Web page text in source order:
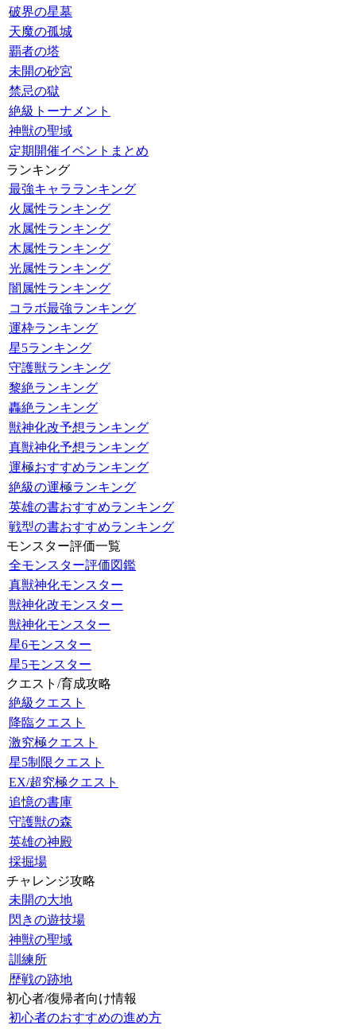
破界の星墓
天魔の孤城
覇者の塔
未開の砂宮
禁忌の獄
絶級トーナメント
神獣の聖域
定期開催イベントまとめ
ランキング
最強キャラランキング
火属性ランキング
水属性ランキング
木属性ランキング
光属性ランキング
闇属性ランキング
コラボ最強ランキング
運枠ランキング
星5ランキング
守護獣ランキング
黎絶ランキング
轟絶ランキング
獣神化改予想ランキング
真獣神化予想ランキング
運極おすすめランキング
絶級の運極ランキング
英雄の書おすすめランキング
戦型の書おすすめランキング
モンスター評価一覧
全モンスター評価図鑑
真獣神化モンスター
獣神化改モンスター
獣神化モンスター
星6モンスター
星5モンスター
クエスト/育成攻略
絶級クエスト
降臨クエスト
激究極クエスト
星5制限クエスト
EX/超究極クエスト
追憶の書庫
守護獣の森
英雄の神殿
採掘場
チャレンジ攻略
未開の大地
閃きの遊技場
神獣の聖域
訓練所
歴戦の跡地
初心者/復帰者向け情報
初心者のおすすめの進め方